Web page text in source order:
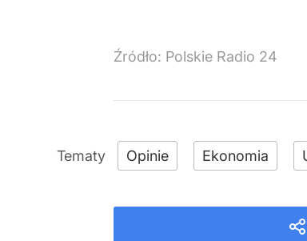
Źródło: Polskie Radio 24
Opinie Ekonomia